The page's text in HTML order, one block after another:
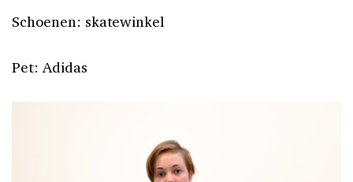
Schoenen: skatewinkel
Pet: Adidas